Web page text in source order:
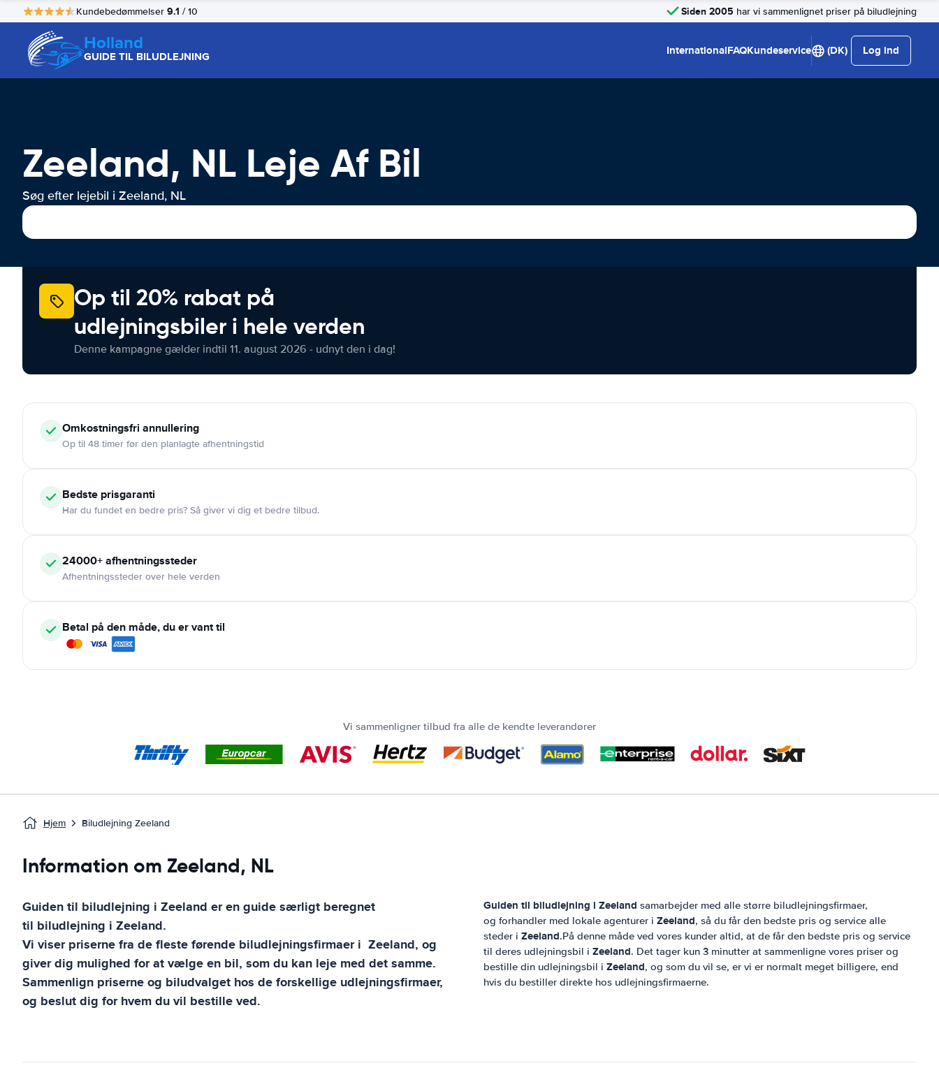
Kundebedømmelser 9.1 / 10 Siden 2005 har vi sammenlignet priser på biludlejning
Holland
GUIDE TIL BILUDLEJNING InternationalFAQKundeservice (DK) Log ind
Zeeland, NL Leje Af Bil
Søg efter lejebil i Zeeland, NL
Op til 20% rabat på
udlejningsbiler i hele verden
Denne kampagne gælder indtil 11. august 2026 - udnyt den i dag!
Omkostningsfri annullering
Op til 48 timer før den planlagte afhentningstid
Bedste prisgaranti
Har du fundet en bedre pris? Så giver vi dig et bedre tilbud.
24000+afhentningssteder
Afhentningssteder over hele verden
Betal på den måde, du er vant til
Vi sammenligner tilbud fra alle de kendte leverandører
Hjem Biludlejning Zeeland
Information om Zeeland, NL
Guiden til biludlejning i Zeeland er en guide særligt beregnet
til biludlejning i Zeeland.
Vi viser priserne fra de fleste førende biludlejningsfirmaer i Zeeland, og
giver dig mulighed for at vælge en bil, som du kan leje med det samme.
Sammenlign priserne og biludvalget hos de forskellige udlejningsfirmaer,
og beslut dig for hvem du vil bestille ved.
Guiden til biludlejning i Zeeland samarbejder med alle større biludlejningsfirmaer,
og forhandler med lokale agenturer i Zeeland, så du får den bedste pris og service alle
steder i Zeeland.På denne måde ved vores kunder altid, at de får den bedste pris og service
til deres udlejningsbil i Zeeland. Det tager kun 3 minutter at sammenligne vores priser og
bestille din udlejningsbil i Zeeland, og som du vil se, er vi er normalt meget billigere, end
hvis du bestiller direkte hos udlejningsfirmaerne.